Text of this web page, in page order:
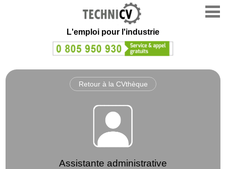
L'emploi pour l'industrie
Retour à la CVthèque
Assistante administrative